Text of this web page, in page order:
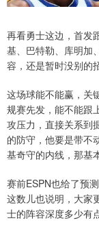
再看勇士这边，首发
基、巴特勒、库明加
容，还是暂时没别的
这场球能不能赢，关
规赛先发，能不能跟
攻压力，直接关系到
的防守，他要是带不
基奇守的内线，那基
赛前ESPN也给了预
这数儿也说明，大家
士的阵容深度多少有